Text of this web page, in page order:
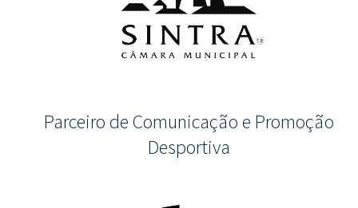
Parceiro de Comunicação e Promoção
Desportiva